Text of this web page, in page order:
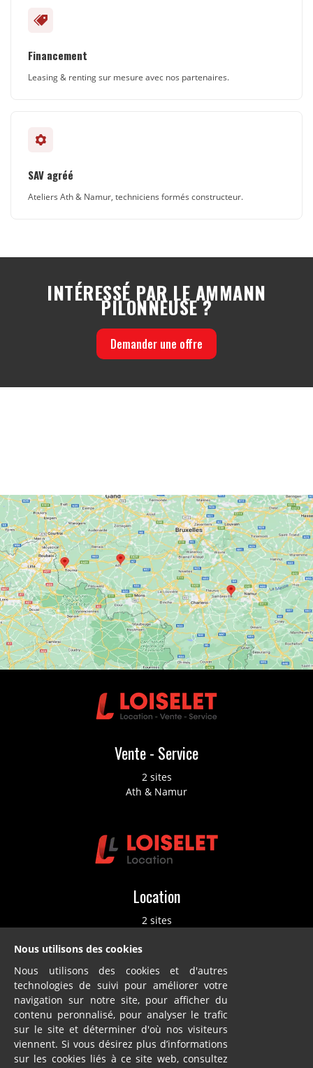
Financement
Leasing & renting sur mesure avec nos partenaires.
SAV agréé
Ateliers Ath & Namur, techniciens formés constructeur.
INTÉRESSÉ PAR LE AMMANN
PILONNEUSE ?
Demander une offre
Vente - Service
2 sites
Ath & Namur
Location
2 sites
Dillies
SA
Nous utilisons des cookies
Nous utilisons des cookies et d'autres
technologies de suivi pour améliorer votre
navigation sur notre site, pour afficher du
contenu peronnalisé, pour analyser le trafic
sur le site et déterminer d'où nos visiteurs
viennent. Si vous désirez plus d’informations
sur les cookies liés à ce site web, consultez